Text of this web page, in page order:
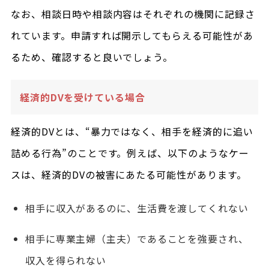
なお、相談日時や相談内容はそれぞれの機関に記録さ
れています。申請すれば開示してもらえる可能性があ
るため、確認すると良いでしょう。
経済的DVを受けている場合
経済的DVとは、“暴力ではなく、相手を経済的に追い
詰める行為”のことです。例えば、以下のようなケー
スは、経済的DVの被害にあたる可能性があります。
相手に収入があるのに、生活費を渡してくれない
相手に専業主婦（主夫）であることを強要され、
収入を得られない